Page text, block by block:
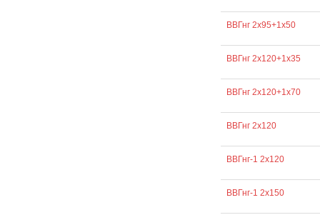
ВВГнг 2х95+1х50
ВВГнг 2х120+1х35
ВВГнг 2х120+1х70
ВВГнг 2х120
ВВГнг-1 2х120
ВВГнг-1 2х150